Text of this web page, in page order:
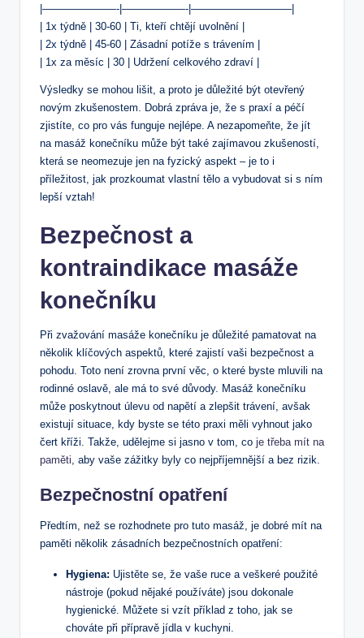
|———————-|——————-|—————————–|
| 1x týdně | 30-60 | Ti, kteří chtějí uvolnění |
| 2x týdně | 45-60 | Zásadní potíže s trávením |
| 1x za měsíc | 30 | Udržení celkového zdraví |
Výsledky se mohou lišit, a proto je důležité být otevřený
novým zkušenostem. Dobrá zpráva je, že s praxí a péčí
zjistíte, co pro vás funguje nejlépe. A nezapomeňte, že jít
na masáž konečníku může být také zajímavou zkušeností,
která se neomezuje jen na fyzický aspekt – je to i
příležitost, jak prozkoumat vlastní tělo a vybudovat si s ním
lepší vztah!
Bezpečnost a
kontraindikace masáže
konečníku
Při zvažování masáže konečníku je důležité pamatovat na
několik klíčových aspektů, které zajistí vaši bezpečnost a
pohodu. Toto není zrovna první věc, o které byste mluvili na
rodinné oslavě, ale má to své důvody. Masáž konečníku
může poskytnout úlevu od napětí a zlepšit trávení, avšak
existují situace, kdy byste se této praxi měli vyhnout jako
čert kříži. Takže, udělejme si jasno v tom, co je třeba mít na
paměti , aby vaše zážitky byly co nejpříjemnější a bez rizik.
Bezpečnostní opatření
Předtím, než se rozhodnete pro tuto masáž, je dobré mít na
paměti několik zásadních bezpečnostních opatření:
Hygiena: Ujistěte se, že vaše ruce a veškeré použité
nástroje (pokud nějaké používáte) jsou dokonale
hygienické. Můžete si vzít příklad z toho, jak se
chováte při přípravě jídla v kuchyni.